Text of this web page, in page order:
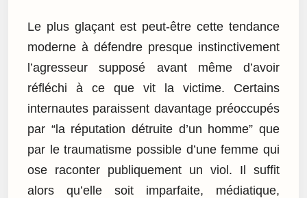
Le plus glaçant est peut-être cette tendance
moderne à défendre presque instinctivement
l’agresseur supposé avant même d’avoir
réfléchi à ce que vit la victime. Certains
internautes paraissent davantage préoccupés
par “la réputation détruite d’un homme” que
par le traumatisme possible d’une femme qui
ose raconter publiquement un viol. Il suffit
alors qu’elle soit imparfaite, médiatique,